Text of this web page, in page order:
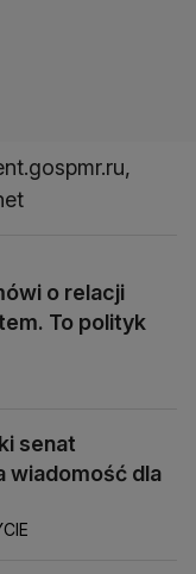
o relacji
To polityk
senat
wiadomość dla